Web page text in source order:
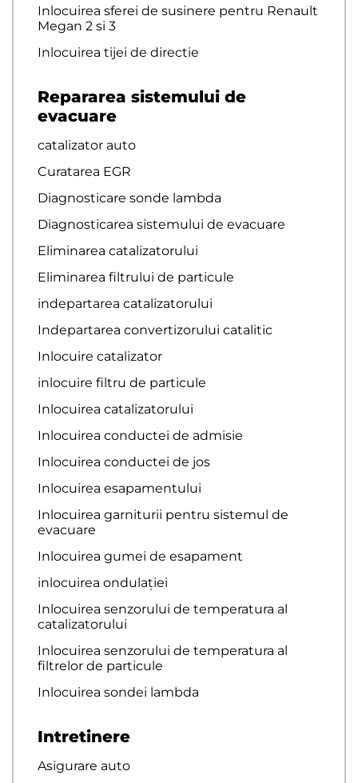
Inlocuirea sferei de susinere pentru Renault
Megan 2 si 3
Inlocuirea tijei de directie
Repararea sistemului de
evacuare
catalizator auto
Curatarea EGR
Diagnosticare sonde lambda
Diagnosticarea sistemului de evacuare
Eliminarea catalizatorului
Eliminarea filtrului de particule
indepartarea catalizatorului
Indepartarea convertizorului catalitic
Inlocuire catalizator
inlocuire filtru de particule
Inlocuirea catalizatorului
Inlocuirea conductei de admisie
Inlocuirea conductei de jos
Inlocuirea esapamentului
Inlocuirea garniturii pentru sistemul de
evacuare
Inlocuirea gumei de esapament
inlocuirea ondulației
Inlocuirea senzorului de temperatura al
catalizatorului
Inlocuirea senzorului de temperatura al
filtrelor de particule
Inlocuirea sondei lambda
Intretinere
Asigurare auto